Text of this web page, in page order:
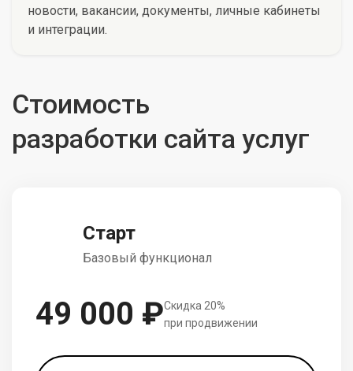
новости, вакансии, документы, личные кабинеты
и интеграции.
Стоимость
разработки сайта услуг
Старт
Базовый функционал
49 000 ₽Скидка 20%
при продвижении